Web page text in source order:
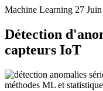
Machine Learning 27
Détection
capteurs IoT